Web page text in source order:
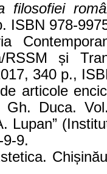
filosofiei
ISBN 978-
RSSM și
340 p.,
articole
Duca.
Lupan”
9-9.